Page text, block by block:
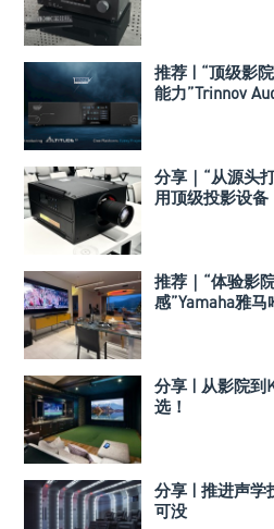
推荐 | “顶级影
能力”Trinnov
分享｜“从源头
用顶级投影设备
推荐｜“体验影
感”Yamaha雅马
分享 | 从影院到
选！
分享 | 推进声学
可没